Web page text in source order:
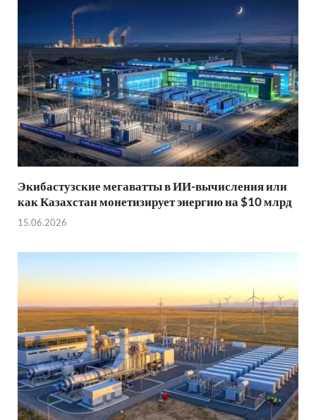
Экибастузские мегаватты в ИИ-вычисления или
как Казахстан монетизирует энергию на $10 млрд
15.06.2026